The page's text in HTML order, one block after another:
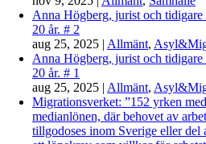
Anna Högberg, jurist och
20 år. # 2
aug 25, 2025 | Allmänt,
Anna Högberg, jurist och
20 år. # 1
aug 25, 2025 | Allmänt,
Migrationsverket: ”152 yrken
medianlönen, där behovet av
tillgodoses inom Sverige eller del